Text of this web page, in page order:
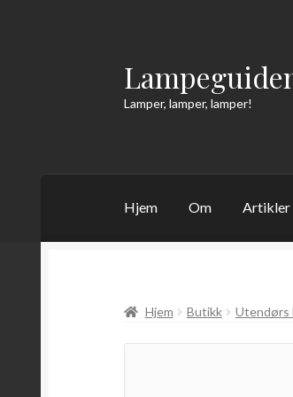
Hopp
til
navigasjon
Hopp
til
innhold
Lamper, lamper, lamper!
Hjem Om Artikler
Hjem Butikk Utendørs